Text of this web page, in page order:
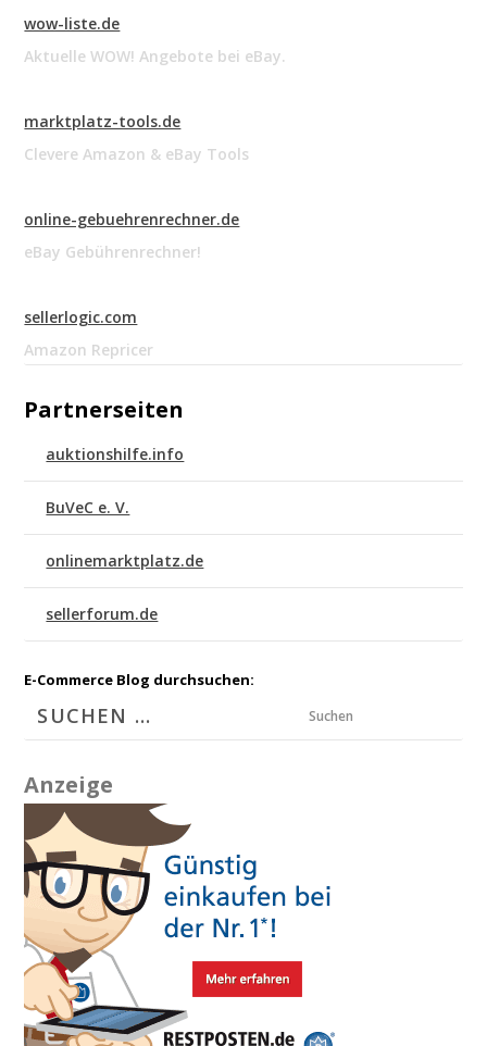
wow-liste.de
Aktuelle WOW! Angebote bei eBay.
marktplatz-tools.de
Clevere Amazon & eBay Tools
online-gebuehrenrechner.de
eBay Gebührenrechner!
sellerlogic.com
Amazon Repricer
Partnerseiten
auktionshilfe.info
BuVeC e. V.
onlinemarktplatz.de
sellerforum.de
E-Commerce Blog durchsuchen:
Suchen
Anzeige